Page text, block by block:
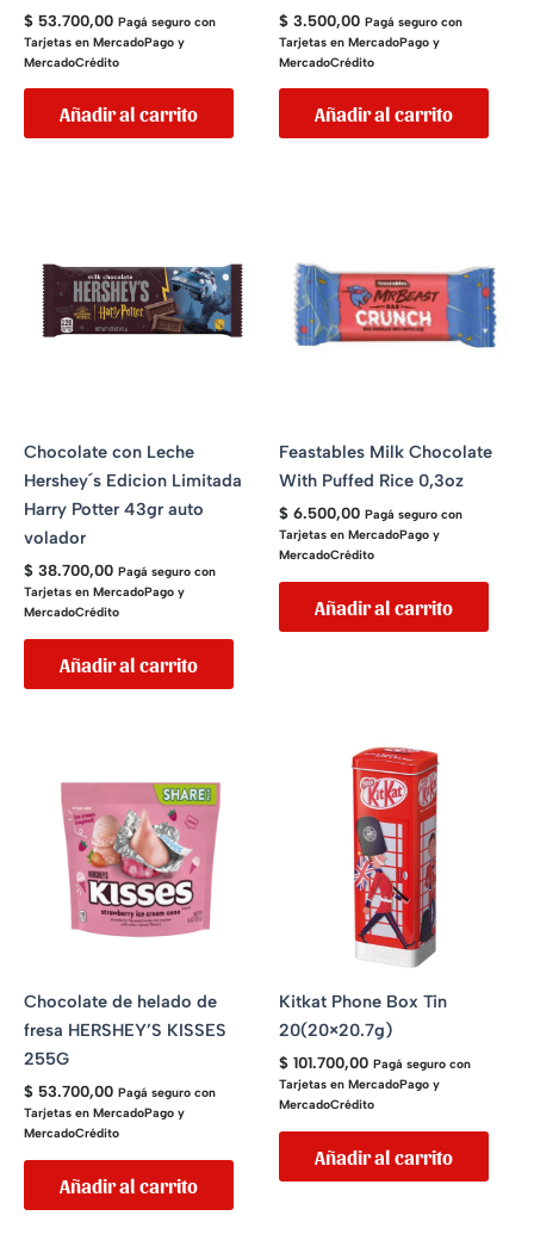
$ 53.700,00 Pagá seguro con
Tarjetas en MercadoPago y
MercadoCrédito
Añadir al carrito
$ 3.500,00 Pagá seguro con
Tarjetas en MercadoPago y
MercadoCrédito
Añadir al carrito
Chocolate con Leche
Hershey´s Edicion Limitada
Harry Potter 43gr auto
volador
$ 38.700,00 Pagá seguro con
Tarjetas en MercadoPago y
MercadoCrédito
Añadir al carrito
Feastables Milk Chocolate
With Puffed Rice 0,3oz
$ 6.500,00 Pagá seguro con
Tarjetas en MercadoPago y
MercadoCrédito
Añadir al carrito
Chocolate de helado de
fresa HERSHEY’S KISSES
255G
$ 53.700,00 Pagá seguro con
Tarjetas en MercadoPago y
MercadoCrédito
Añadir al carrito
Kitkat Phone Box Tin
20(20×20.7g)
$ 101.700,00 Pagá seguro con
Tarjetas en MercadoPago y
MercadoCrédito
Añadir al carrito